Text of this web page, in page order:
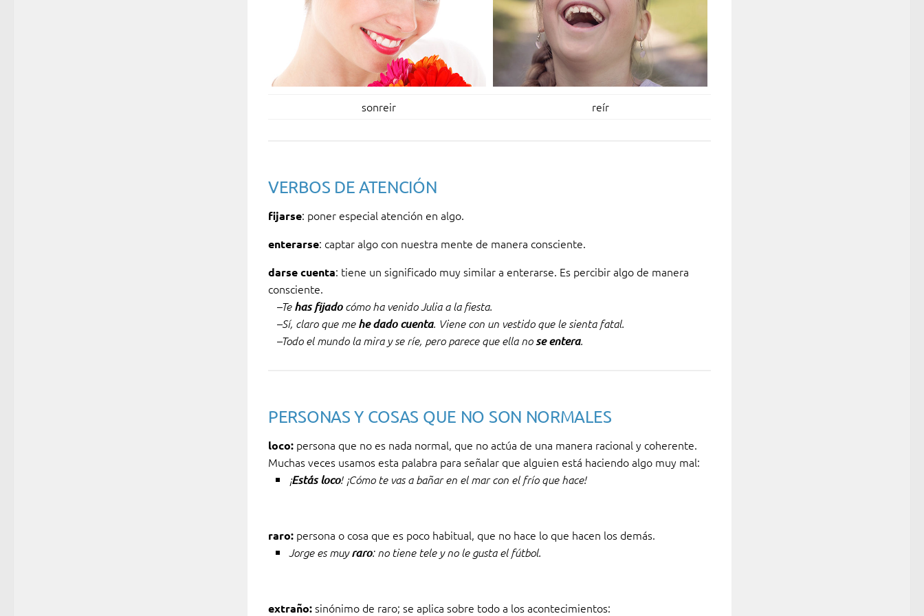
sonreir reír
VERBOS DE ATENCIÓN
fijarse: poner especial atención en algo.
enterarse: captar algo con nuestra mente de manera consciente.
darse cuenta: tiene un significado muy similar a enterarse. Es percibir algo de manera
consciente.
–Te has fijadocómo ha venido Julia a la fiesta.
–Sí, claro que me he dado cuenta. Viene con un vestido que le sienta fatal.
–Todo el mundo la mira y se ríe, pero parece que ella no se entera.
PERSONAS Y COSAS QUE NO SON NORMALES
loco: persona que no es nada normal, que no actúa de una manera racional y coherente.
Muchas veces usamos esta palabra para señalar que alguien está haciendo algo muy mal:
¡Estás loco! ¡Cómo te vas a bañar en el mar con el frío que hace!
raro: persona o cosa que es poco habitual, que no hace lo que hacen los demás.
Jorge es muyraro: no tiene tele y no le gusta el fútbol.
extraño:sinónimo de raro; se aplica sobre todo a los acontecimientos: